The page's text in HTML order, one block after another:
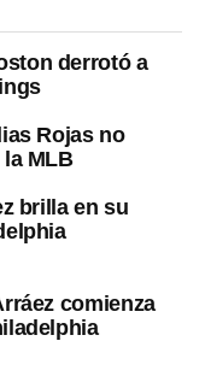
derrotó a
Rojas no
MLB
brilla en su
comienza